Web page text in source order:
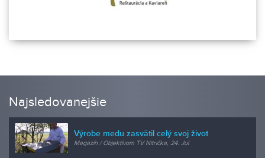
Najsledovanejšie
Výrobe medu zasvätil celý svoj život
Magazín / Objektívom TV Nitrička, 24. Jul